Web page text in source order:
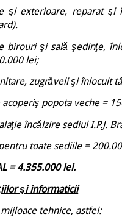
şi exterioare, reparat
şi sală şedinţe,
lei;
zugrăveli şi înlocuit
popota veche =
încălzire sediul I.P.J.
toate sediile =
= 4.355.000 lei.
şi informaticii
tehnice, astfel: